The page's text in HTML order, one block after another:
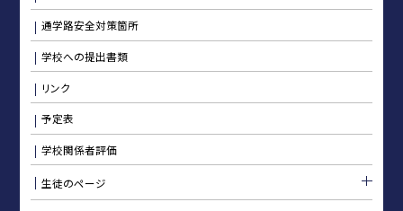
通学路安全対策箇所
学校への提出書類
リンク
予定表
学校関係者評価
生徒のページ